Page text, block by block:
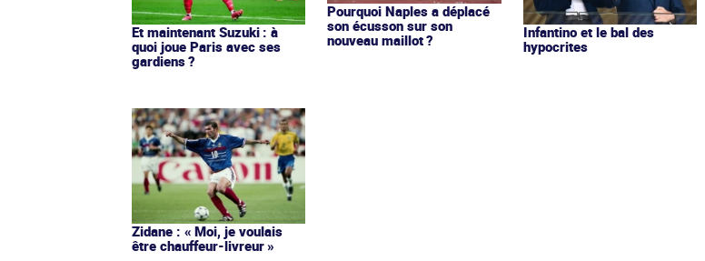
Et maintenant Suzuki : à
quoi joue Paris avec ses
gardiens ?
Pourquoi Naples a déplacé
son écusson sur son
nouveau maillot ?
Infantino et le bal des
hypocrites
Zidane : « Moi, je voulais
être chauffeur-livreur »